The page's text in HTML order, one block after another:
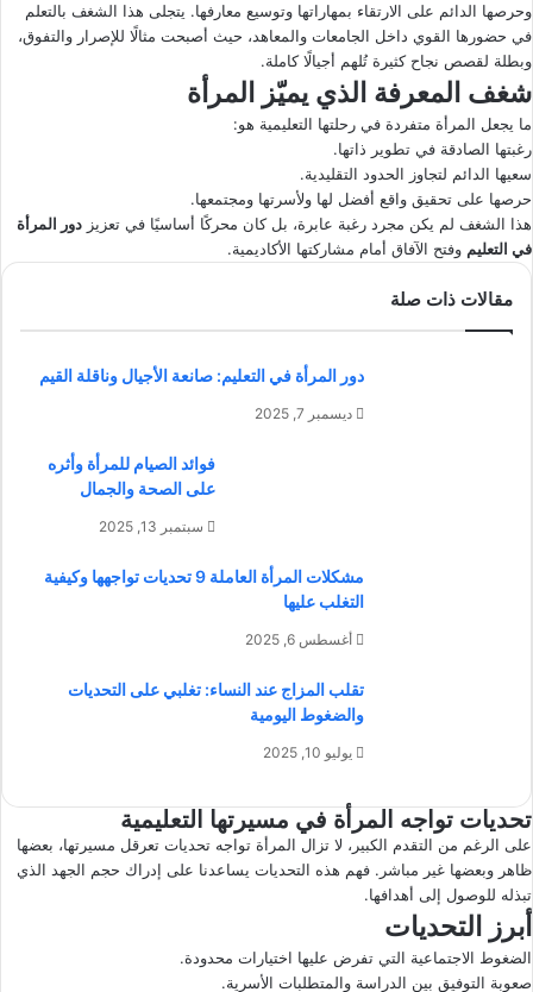
وحرصها الدائم على الارتقاء بمهاراتها وتوسيع معارفها. يتجلى هذا الشغف بالتعلم
في حضورها القوي داخل الجامعات والمعاهد، حيث أصبحت مثالًا للإصرار والتفوق،
وبطلة لقصص نجاح كثيرة تُلهم أجيالًا كاملة.
شغف المعرفة الذي يميّز المرأة
ما يجعل المرأة متفردة في رحلتها التعليمية هو:
رغبتها الصادقة في تطوير ذاتها.
سعيها الدائم لتجاوز الحدود التقليدية.
حرصها على تحقيق واقع أفضل لها ولأسرتها ومجتمعها.
هذا الشغف لم يكن مجرد رغبة عابرة، بل كان محركًا أساسيًا في تعزيز دور المرأة
في التعليم وفتح الآفاق أمام مشاركتها الأكاديمية.
مقالات ذات صلة
دور المرأة في التعليم: صانعة الأجيال وناقلة القيم
ديسمبر 7, 2025
فوائد الصيام للمرأة وأثره
على الصحة والجمال
سبتمبر 13, 2025
مشكلات المرأة العاملة 9 تحديات تواجهها وكيفية
التغلب عليها
أغسطس 6, 2025
تقلب المزاج عند النساء: تغلبي على التحديات
والضغوط اليومية
يوليو 10, 2025
تحديات تواجه المرأة في مسيرتها التعليمية
على الرغم من التقدم الكبير، لا تزال المرأة تواجه تحديات تعرقل مسيرتها، بعضها
ظاهر وبعضها غير مباشر. فهم هذه التحديات يساعدنا على إدراك حجم الجهد الذي
تبذله للوصول إلى أهدافها.
أبرز التحديات
الضغوط الاجتماعية التي تفرض عليها اختيارات محدودة.
صعوبة التوفيق بين الدراسة والمتطلبات الأسرية.